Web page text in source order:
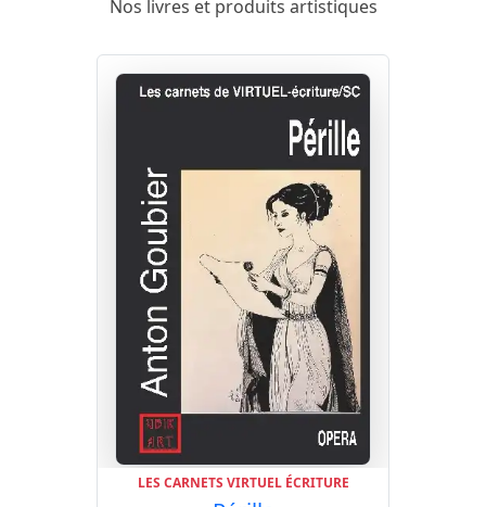
Nos livres et produits artistiques
LES CARNETS VIRTUEL ÉCRITURE